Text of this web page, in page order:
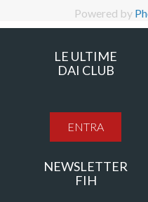
Powered by
LE ULTIME
DAI CLUB
ENTRA
NEWSLETTER
FIH